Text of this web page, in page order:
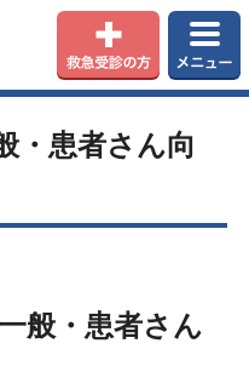
・患者さん向
般・患者さん